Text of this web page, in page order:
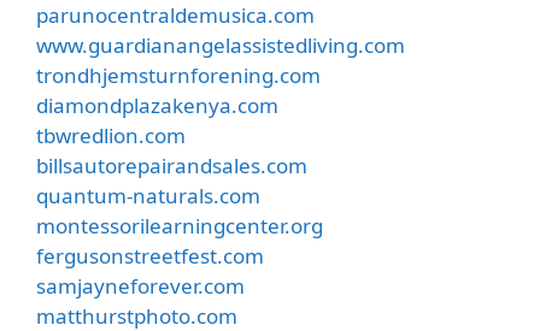
parunocentraldemusica.com
www.guardianangelassistedliving.com
trondhjemsturnforening.com
diamondplazakenya.com
tbwredlion.com
billsautorepairandsales.com
quantum-naturals.com
montessorilearningcenter.org
fergusonstreetfest.com
samjayneforever.com
matthurstphoto.com